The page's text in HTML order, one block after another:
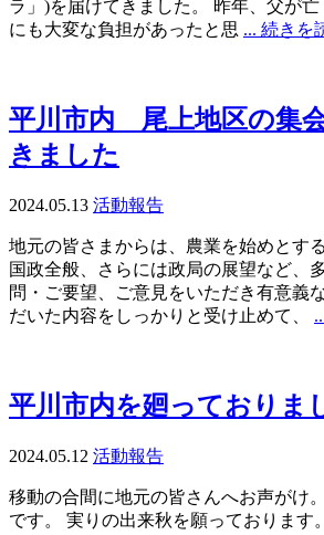
ラ」)を届けてきました。 昨年、父が
にも大変な負担があったと思 ... 続きを
平川市内 尾上地区の集
きました
2024.05.13 活動報告
地元の皆さまからは、農業を始めとす
国政全般、さらには政局の展望など、
問・ご要望、ご意見をいただき有意義
だいた内容をしっかりと受け止めて、
平川市内を廻っておりま
2024.05.12 活動報告
移動の合間に地元の皆さんへお声がけ
です。 実りの出来秋を願っております